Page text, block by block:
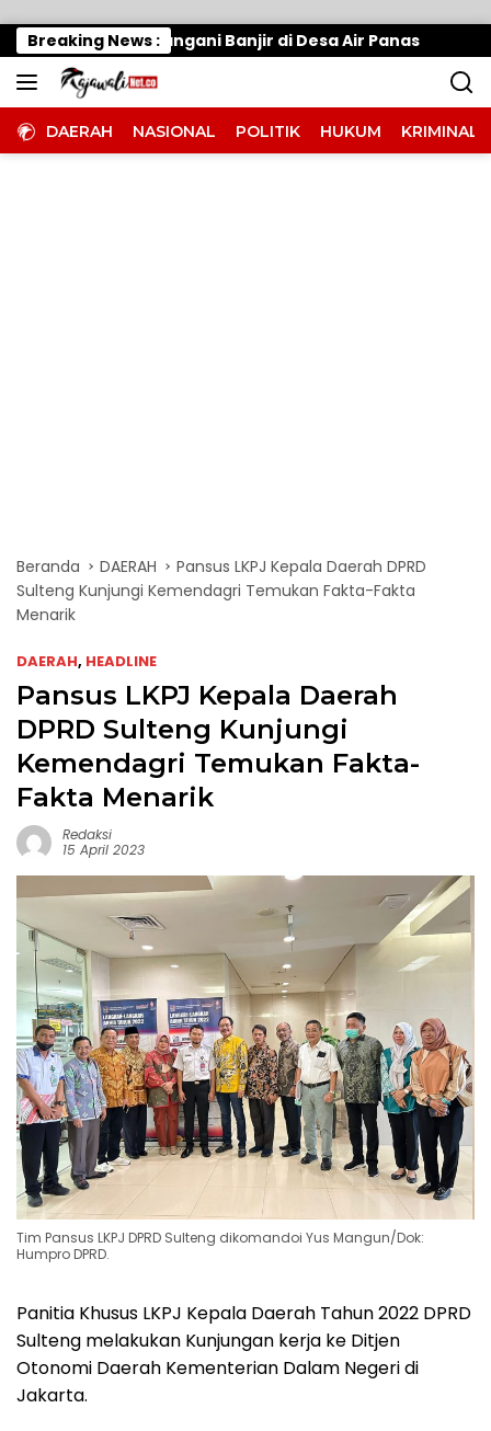
Breaking News :
Cepat, Tangani Banjir di Desa Air Panas
DAERAH NASIONAL POLITIK HUKUM KRIMINAL
Beranda DAERAH
Pansus LKPJ Kepala Daerah DPRD
Sulteng Kunjungi Kemendagri Temukan Fakta-Fakta
Menarik
DAERAH, HEADLINE
Pansus LKPJ Kepala Daerah
DPRD Sulteng Kunjungi
Kemendagri Temukan Fakta-
Fakta Menarik
Redaksi
15 April 2023
Tim Pansus LKPJ DPRD Sulteng dikomandoi Yus Mangun/Dok:
Humpro DPRD.
Panitia Khusus LKPJ Kepala Daerah Tahun 2022 DPRD
Sulteng melakukan Kunjungan kerja ke Ditjen
Otonomi Daerah Kementerian Dalam Negeri di
Jakarta.